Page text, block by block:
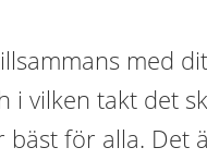
med
i vilken takt det
för alla. Det